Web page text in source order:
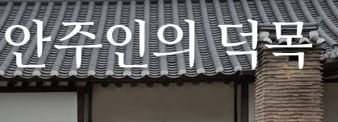
안주인의 덕목